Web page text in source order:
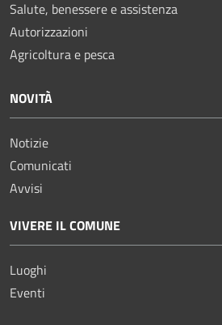
Salute, benessere e assistenza
Autorizzazioni
Agricoltura e pesca
NOVITÀ
Notizie
Comunicati
Avvisi
VIVERE IL COMUNE
Luoghi
Eventi